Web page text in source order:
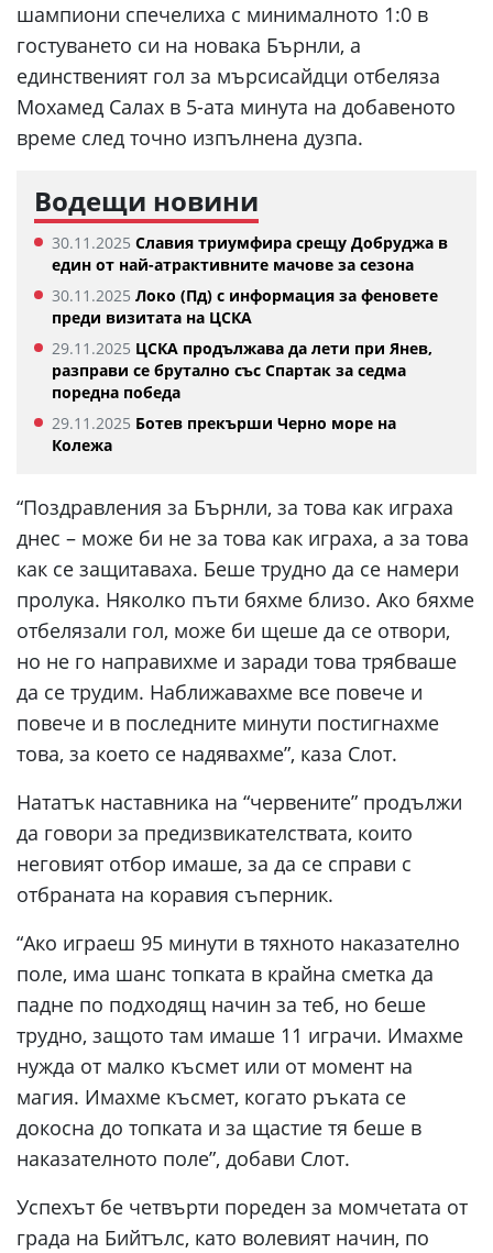
шампиони спечелиха с минималното 1:0 в
гостуването си на новака Бърнли, а
единственият гол за мърсисайдци отбеляза
Мохамед Салах в 5-ата минута на добавеното
време след точно изпълнена дузпа.
Водещи новини
30.11.2025 Славия триумфира срещу Добруджа в
един от най-атрактивните мачове за сезона
30.11.2025 Локо (Пд) с информация за феновете
преди визитата на ЦСКА
29.11.2025 ЦСКА продължава да лети при Янев,
разправи се брутално със Спартак за седма
поредна победа
29.11.2025 Ботев прекърши Черно море на
Колежа
“Поздравления за Бърнли, за това как играха
днес – може би не за това как играха, а за това
как се защитаваха. Беше трудно да се намери
пролука. Няколко пъти бяхме близо. Ако бяхме
отбелязали гол, може би щеше да се отвори,
но не го направихме и заради това трябваше
да се трудим. Наближавахме все повече и
повече и в последните минути постигнахме
това, за което се надявахме”, каза Слот.
Нататък наставника на “червените” продължи
да говори за предизвикателствата, които
неговият отбор имаше, за да се справи с
отбраната на коравия съперник.
“Ако играеш 95 минути в тяхното наказателно
поле, има шанс топката в крайна сметка да
падне по подходящ начин за теб, но беше
трудно, защото там имаше 11 играчи. Имахме
нужда от малко късмет или от момент на
магия. Имахме късмет, когато ръката се
докосна до топката и за щастие тя беше в
наказателното поле”, добави Слот.
Успехът бе четвърти пореден за момчетата от
града на Бийтълс, като волевият начин, по